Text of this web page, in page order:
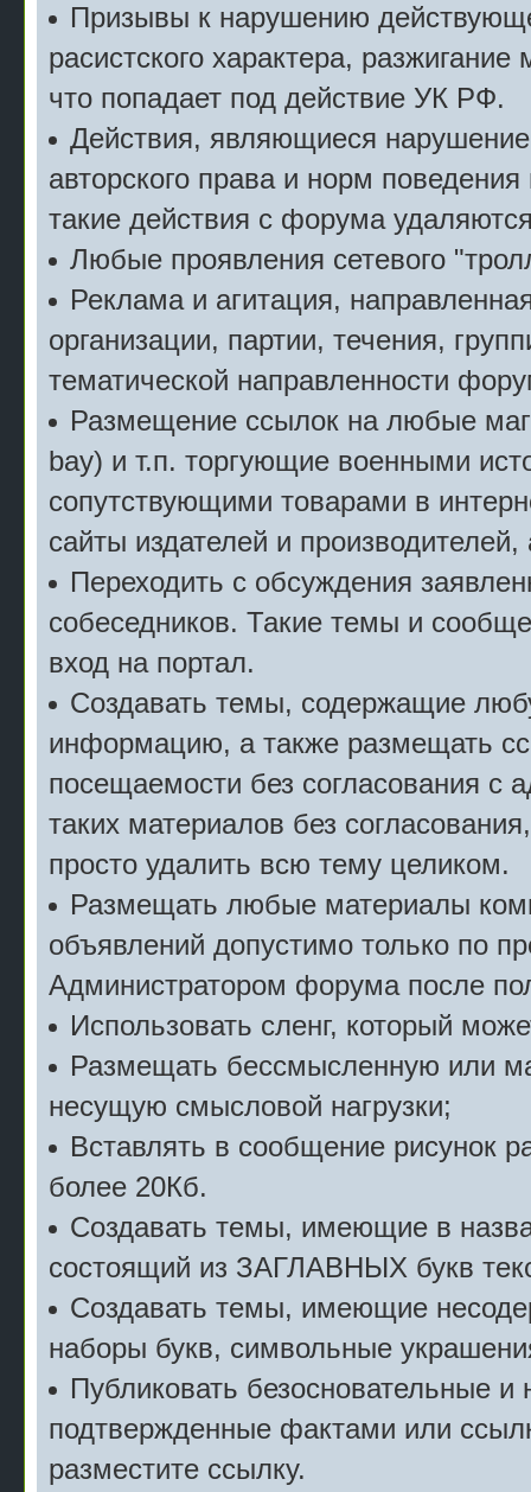
Призывы к нарушению
расистского характера,
что попадает под действие УК РФ.
Действия, являющиеся
авторского права и норм
такие действия с форума
Любые проявления сетевого
Реклама и агитация,
организации, партии, течения,
тематической направленности
Размещение ссылок на любые
bay) и т.п. торгующие военными
сопутствующими товарами в
сайты издателей и
Переходить с обсуждения
собеседников. Такие темы и
вход на портал.
Создавать темы, содержащие
информацию, а также размещать
посещаемости без согласования с
таких материалов без
просто удалить всю тему целиком.
Размещать любые материалы
объявлений допустимо только по
Администратором форума после
Использовать сленг, который
Размещать бессмысленную или
несущую смысловой нагрузки;
Вставлять в сообщение рисунок
более 20Кб.
Создавать темы, имеющие в
состоящий из ЗАГЛАВНЫХ букв
Создавать темы, имеющие
наборы букв, символьные
Публиковать безосновательные
подтвержденные фактами или
разместите ссылку.